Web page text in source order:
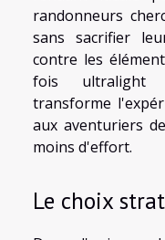
randonneurs
sans sacrifier
contre les
fois ultralight
transforme
aux aventuriers
moins d'effort.
Le choix